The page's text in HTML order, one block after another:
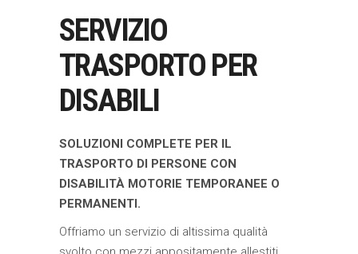
SERVIZIO
TRASPORTO PER
DISABILI
SOLUZIONI COMPLETE PER IL
TRASPORTO DI PERSONE CON
DISABILITÀ MOTORIE TEMPORANEE O
PERMANENTI.
Offriamo un servizio di altissima qualità